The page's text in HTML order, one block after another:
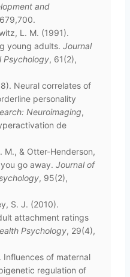
and
L. M. (1991).
young adults. Journal
Psychology, 61(2),
Neural correlates of
personality
Neuroimaging,
de
M., & Otter-Henderson,
go away. Journal of
, 95(2),
S. J. (2010).
attachment ratings
Psychology, 29(4),
Influences of maternal
regulation of